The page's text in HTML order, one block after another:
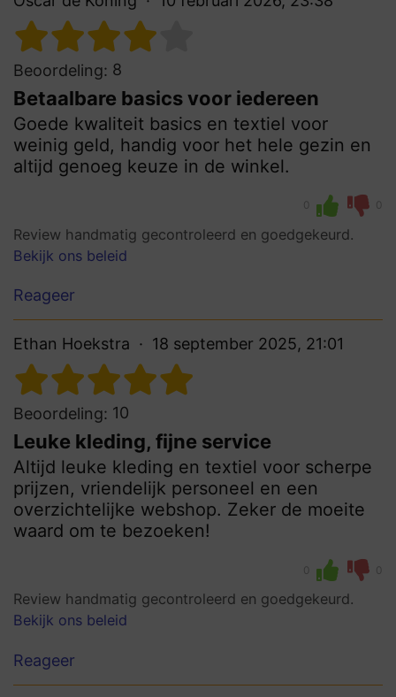
Beoordeling: 8
Betaalbare basics voor iedereen
Goede kwaliteit basics en textiel voor
weinig geld, handig voor het hele gezin en
altijd genoeg keuze in de winkel.
0 0
Review handmatig gecontroleerd en goedgekeurd.
Bekijk ons beleid
Reageer
Ethan Hoekstra 18 september 2025, 21:01
Beoordeling: 10
Leuke kleding, fijne service
Altijd leuke kleding en textiel voor scherpe
prijzen, vriendelijk personeel en een
overzichtelijke webshop. Zeker de moeite
waard om te bezoeken!
0 0
Review handmatig gecontroleerd en goedgekeurd.
Bekijk ons beleid
Reageer